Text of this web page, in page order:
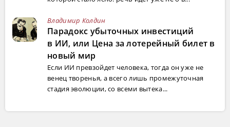
Владимир Колдин
Парадокс убыточных инвестиций
в ИИ, или Цена за лотерейный билет в
новый мир
Если ИИ превзойдет человека, тогда он уже не
венец творенья, а всего лишь промежуточная
стадия эволюции, со всеми вытека...